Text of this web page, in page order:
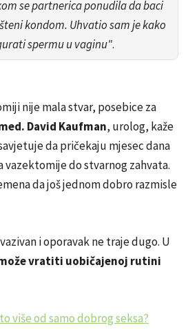
se partnerica ponudila da baci
kondom. Uhvatio sam je kako
spermu u vaginu".
nije mala stvar, posebice za
David Kaufman, urolog, kaže
da pričekaju mjesec dana
vazektomije do stvarnog zahvata.
da još jednom dobro razmisle
i oporavak ne traje dugo. U
vratiti uobičajenoj rutini
više od samo dobrog seksa?